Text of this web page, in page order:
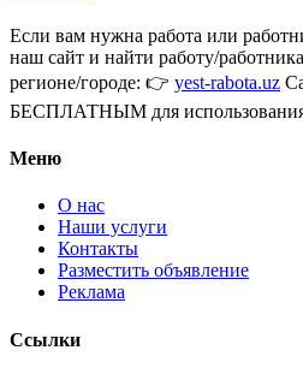
Если вам нужна работа или
наш сайт и найти работу/
регионе/городе: 👉 yest-rabota.uz
БЕСПЛАТНЫМ для
Меню
О нас
Наши услуги
Контакты
Разместить объявление
Реклама
Ссылки